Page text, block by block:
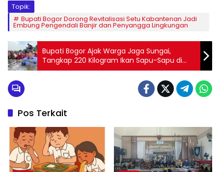
Topik:
Bupati Bogor Dorong Revitalisasi Setu Kabantenan Jadi
Embung Pengendali Banjir dan Penyangga Lingkungan
Bupati Bogor Ajak Warga Jaga Sungai,
Tangkap 220 Kilogram Ikan Sapu-Sapu di
Situ Citatah
Pos Terkait